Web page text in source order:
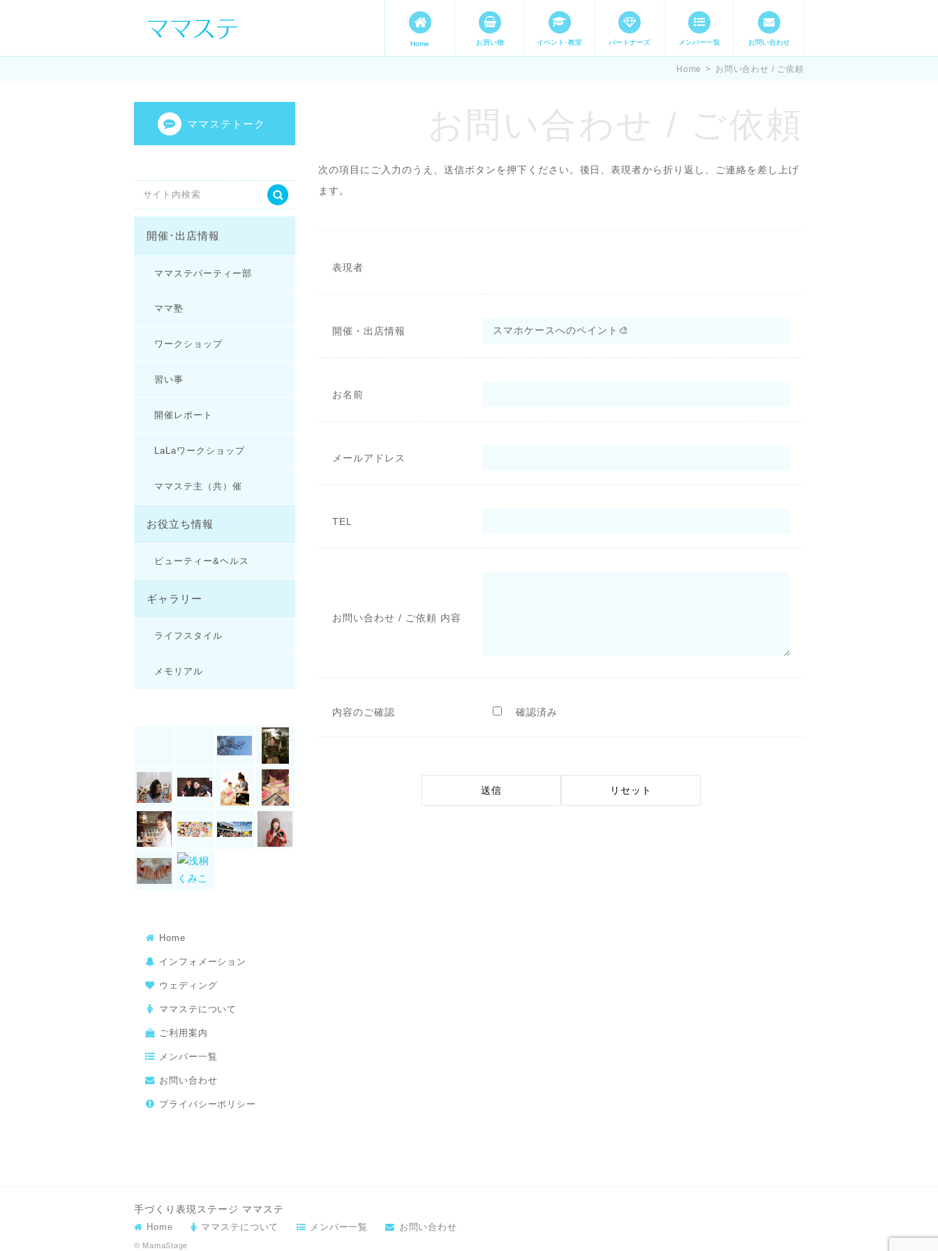
ママの才能発信します。 手づくり表現ステージ ママステ スキル・
Home お買い物 イベント･教室 パートナーズ メンバー一覧 お問い合わせ
Home > お問い合わせ / ご依頼
お問い合わせ / ご依頼
次の項目にご入力のうえ、送信ボタンを押下ください。後日、表現者から折り返し、ご連絡を差し上げ
ます。
表現者
開催・出店情報
お名前
メールアドレス
TEL
お問い合わせ / ご依頼 内容
内容のご確認 確認済み
ママステトーク
開催･出店情報
ママステパーティー部
ママ塾
ワークショップ
習い事
開催レポート
LaLaワークショップ
ママステ主（共）催
お役立ち情報
ビューティー&ヘルス
ギャラリー
ライフスタイル
メモリアル
Home
インフォメーション
ウェディング
ママステについて
ご利用案内
メンバー一覧
お問い合わせ
プライバシーポリシー
手づくり表現ステージ ママステ
Home ママステについて メンバー一覧 お問い合わせ
© MamaStage